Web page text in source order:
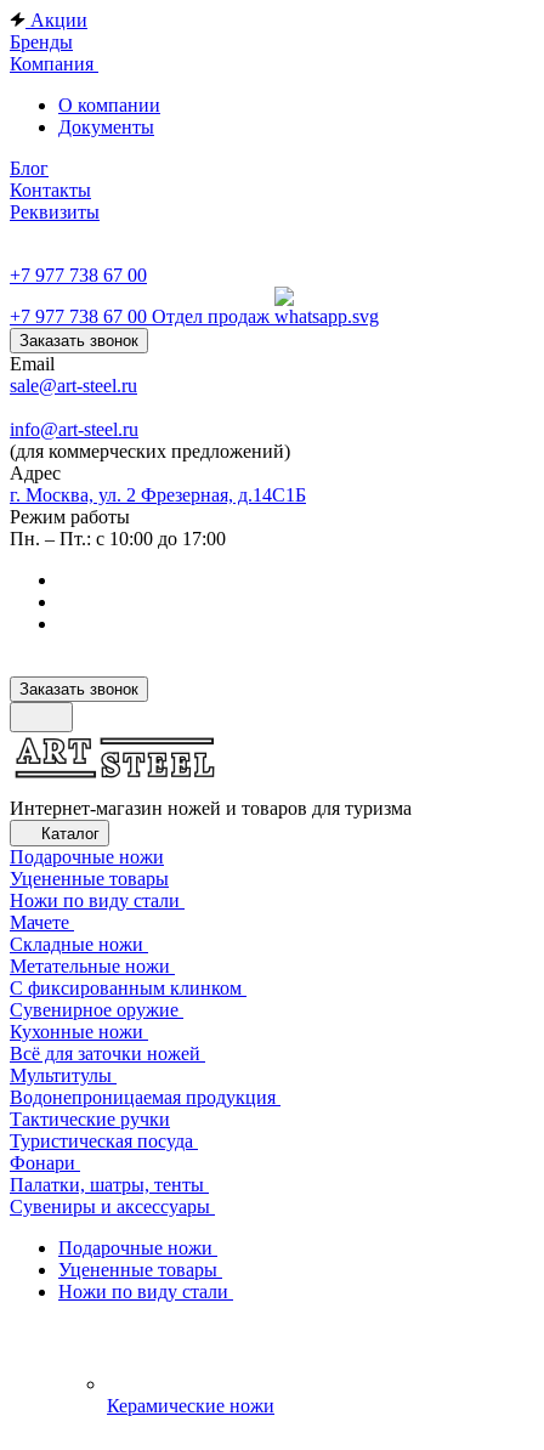
Акции
Бренды
Компания
О компании
Документы
Блог
Контакты
Реквизиты
+7 977 738 67 00
+7 977 738 67 00 Отдел продаж
Заказать звонок
Email
sale@art-steel.ru
info@art-steel.ru
(для коммерческих предложений)
Адрес
г. Москва, ул. 2 Фрезерная, д.14С1Б
Режим работы
Пн. – Пт.: с 10:00 до 17:00
Заказать звонок
Интернет-магазин ножей и товаров для туризма
Каталог
Подарочные ножи
Уцененные товары
Ножи по виду стали
Мачете
Складные ножи
Метательные ножи
С фиксированным клинком
Сувенирное оружие
Кухонные ножи
Всё для заточки ножей
Мультитулы
Водонепроницаемая продукция
Тактические ручки
Туристическая посуда
Фонари
Палатки, шатры, тенты
Сувениры и аксессуары
Подарочные ножи
Уцененные товары
Ножи по виду стали
Керамические ножи